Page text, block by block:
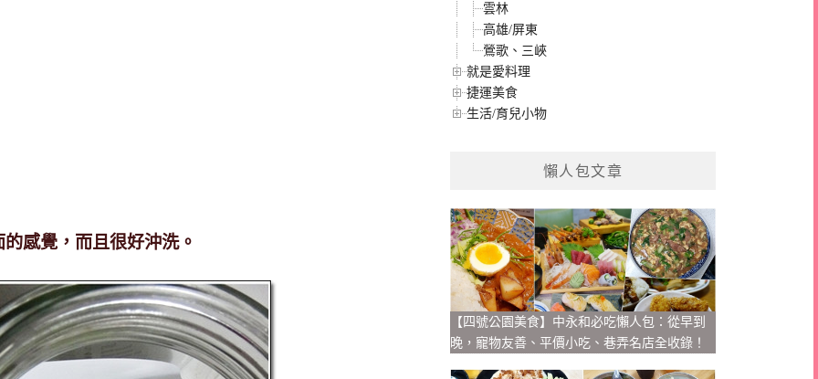
感覺，而且很好沖洗。
雲林
高雄/屏東
鶯歌、三峽
就是愛料理
捷運美食
生活/育兒小物
懶人包文章
【四號公園美食】中永和必吃懶人包：從早到
晚，寵物友善、平價小吃、巷弄名店全收錄！